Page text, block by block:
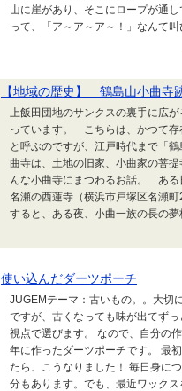
山に崖があり、そこにロープが通
って、「ア～ア～ア～！」なんて
【地域の歴史】 鶴島山小曲寺
上飯田団地のサンクスの裏手に広
っています。 こちらは、かつて
と呼ぶのですが、江戸時代まで「
曲寺は、土地の旧家、小曲家の菩
んな小曲寺にまつわるお話。 ある
名瀬の西蓮寺（横浜市戸塚区名瀬
すると、ある夜、小曲一族の長の
使い込んだダーツポーチ
JUGEMテーマ：古いもの。。大切
ですが、古くなっても味が出てず
視点で選びます。 なので、自分の
年に作ったダーツポーチです。 最
たら、こうなりました！ 毎日身に
分もあります。でも、最近ワック